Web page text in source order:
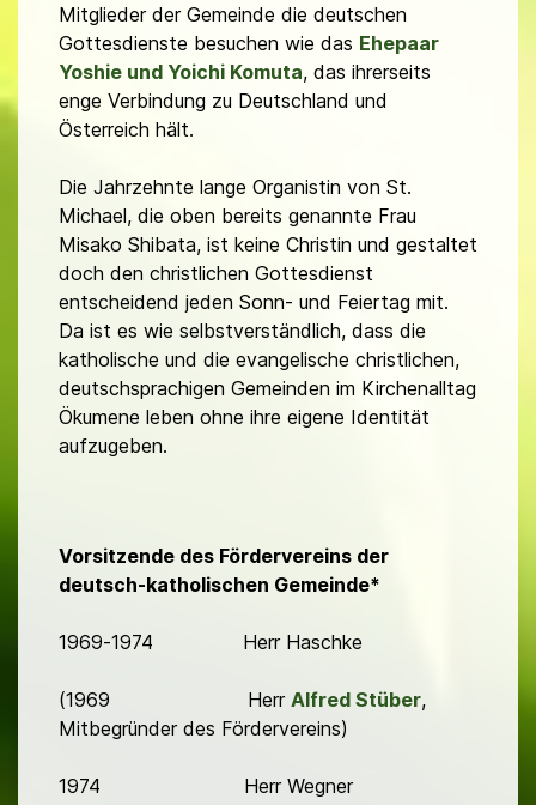
Mitglieder der Gemeinde die deutschen
Gottesdienste besuchen wie das Ehepaar
Yoshie und Yoichi Komuta, das ihrerseits
enge Verbindung zu Deutschland und
Österreich hält.
Die Jahrzehnte lange Organistin von St.
Michael, die oben bereits genannte Frau
Misako Shibata, ist keine Christin und gestaltet
doch den christlichen Gottesdienst
entscheidend jeden Sonn- und Feiertag mit.
Da ist es wie selbstverständlich, dass die
katholische und die evangelische christlichen,
deutschsprachigen Gemeinden im Kirchenalltag
Ökumene leben ohne ihre eigene Identität
aufzugeben.
Vorsitzende des Fördervereins der
deutsch-katholischen Gemeinde*
1969-1974 Herr Haschke
(1969 Herr Alfred Stüber,
Mitbegründer des Fördervereins)
1974 Herr Wegner